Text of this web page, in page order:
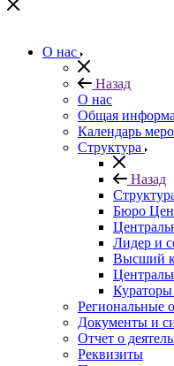
О нас
Назад
О нас
Общая
Календарь
Структура
Назад
Бюро
Лидер и
Высший
Региональные
Документы и
Отчет о
Реквизиты